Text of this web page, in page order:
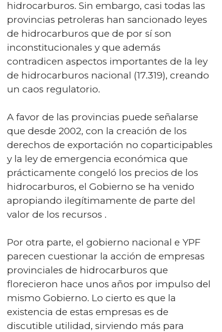
hidrocarburos. Sin embargo, casi todas las
provincias petroleras han sancionado leyes
de hidrocarburos que de por sí son
inconstitucionales y que además
contradicen aspectos importantes de la ley
de hidrocarburos nacional (17.319), creando
un caos regulatorio.
A favor de las provincias puede señalarse
que desde 2002, con la creación de los
derechos de exportación no coparticipables
y la ley de emergencia económica que
prácticamente congeló los precios de los
hidrocarburos, el Gobierno se ha venido
apropiando ilegítimamente de parte del
valor de los recursos .
Por otra parte, el gobierno nacional e YPF
parecen cuestionar la acción de empresas
provinciales de hidrocarburos que
florecieron hace unos años por impulso del
mismo Gobierno. Lo cierto es que la
existencia de estas empresas es de
discutible utilidad, sirviendo más para